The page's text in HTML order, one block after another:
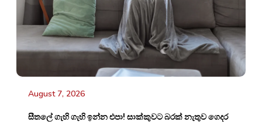
August 7, 2026
සීතලේ ගැහි ගැහි ඉන්න එපා! සාක්කුවට බරක් නැතුව ගෙදර